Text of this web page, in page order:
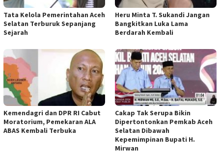
Tata Kelola Pemerintahan Aceh
Selatan Terburuk Sepanjang
Sejarah
Heru Minta T. Sukandi Jangan
Bangkitkan Luka Lama
Berdarah Kembali
Kemendagri dan DPR RI Cabut
Moratorium, Pemekaran ALA
ABAS Kembali Terbuka
Cakap Tak Serupa Bikin
Dipertontonkan Pemkab Aceh
Selatan Dibawah
Kepemimpinan Bupati H.
Mirwan